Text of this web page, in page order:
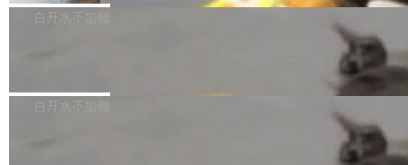
貌。数据显示，微软和 Meta 主要依托充沛的经
代码、验证结果的 AI 终端工具。 据介绍，Muse
个主 agent 循环，外加一组后台 agent。这些后
构建流程可以分为四个环节：建图 → 控制难度
白开水不加糖
库，并将作为transport接入Mooncake TENT。
白开水不加糖